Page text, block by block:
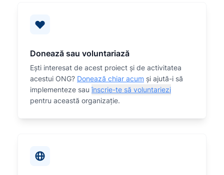
Donează sau voluntariază
Eşti interesat de acest proiect și de activitatea
acestui ONG? Donează chiar acum și ajută-i să
implementeze sauînscrie-te să voluntariezi
pentru această organizaţie.